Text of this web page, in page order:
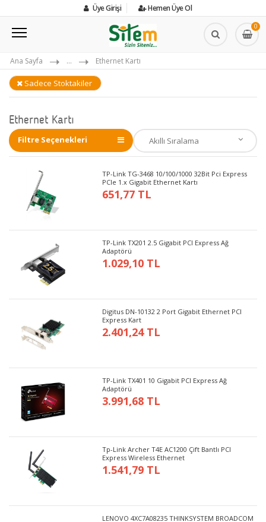
Üye Girişi Hemen Üye Ol
0
Ana Sayfa ... Ethernet Kartı
Sadece Stoktakiler
Ethernet Kartı
Filtre Seçenekleri
TP-Link TG-3468 10/100/1000 32Bit Pci Express
PCIe 1.x Gigabit Ethernet Kartı
651,77 TL
TP-Link TX201 2.5 Gigabit PCI Express Ağ
Adaptörü
1.029,10 TL
Digitus DN-10132 2 Port Gigabit Ethernet PCI
Express Kart
2.401,24 TL
TP-Link TX401 10 Gigabit PCI Express Ağ
Adaptörü
3.991,68 TL
Tp-Link Archer T4E AC1200 Çift Bantlı PCI
Express Wireless Ethernet
1.541,79 TL
LENOVO 4XC7A08235 THINKSYSTEM BROADCOM